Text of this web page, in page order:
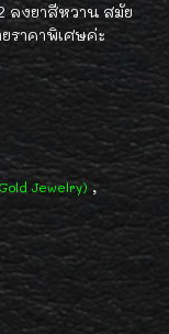
ลงยาสีหวาน สมัย
ราคาพิเศษค่ะ
Jewelry) ,